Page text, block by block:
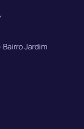
Bairro Jardim